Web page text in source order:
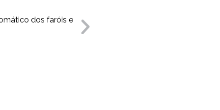
dos faróis e